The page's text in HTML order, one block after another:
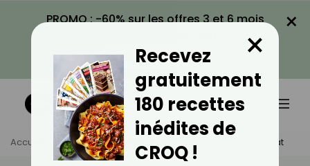
PROMO : -60% sur les offres 3 et 6 mois
VOIR LA PROMO
×
Accueil Actus Recettes Bûche De Noël Au Chocolat
Recevez
gratuitement
180 recettes
inédites de
CROQ !
×